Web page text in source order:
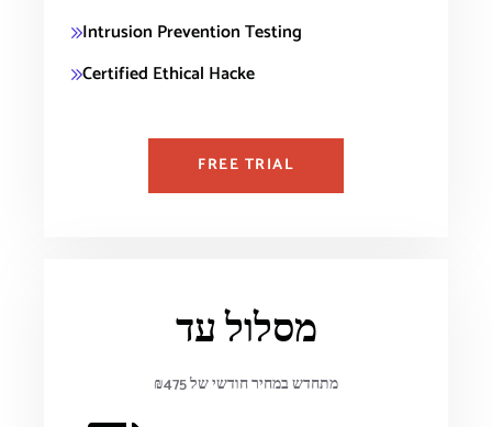
Intrusion Prevention Testing
Certified Ethical Hacke
FREE TRIAL
מסלול עד
מתחדש במחיר חודשי של ₪475